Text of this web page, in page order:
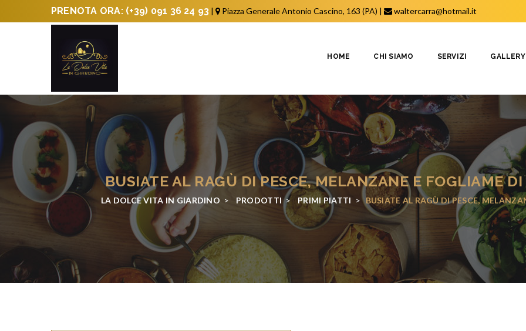
PRENOTA ORA: (+39) 091 36 24 93 | Piazza Generale Antonio Cascino, 163 (PA) | waltercarra@hotmail.it
HOME CHI SIAMO SERVIZI GALLERY
BUSIATE AL RAGÙ DI PESCE, MELANZANE E FOGLIAME
LA DOLCE VITA IN GIARDINO > PRODOTTI > PRIMI PIATTI > BUSIATE AL RAGÙ DI PESCE,